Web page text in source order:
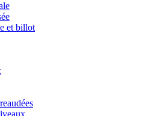
et billot